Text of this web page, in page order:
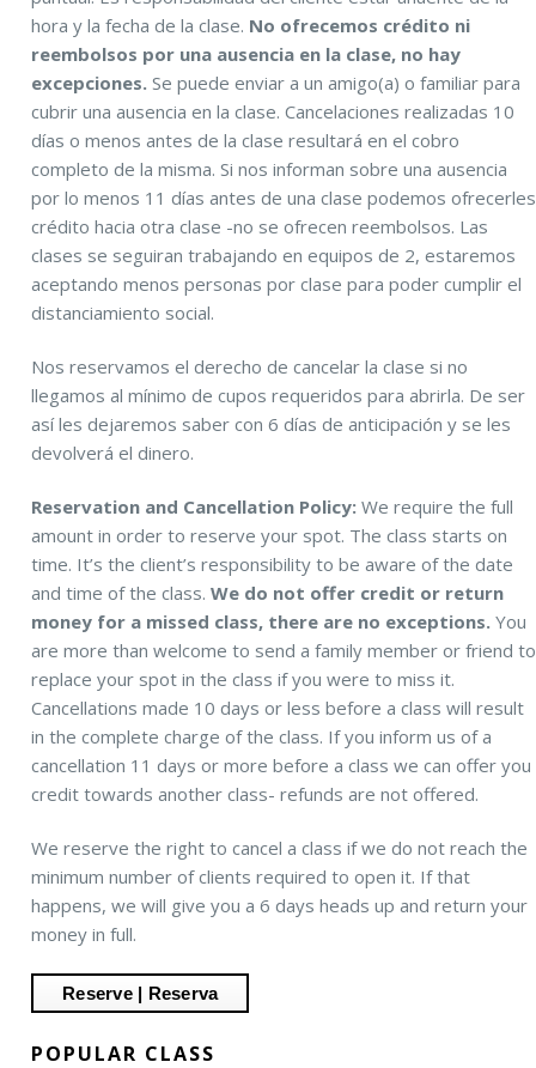
hora y la fecha de la clase. No ofrecemos crédito ni
reembolsos por una ausencia en la clase, no hay
excepciones.Se puede enviar a un amigo(a) o familiar para
cubrir una ausencia en la clase. Cancelaciones realizadas 10
días o menos antes de la clase resultará en el cobro
completo de la misma. Si nos informan sobre una ausencia
por lo menos 11 días antes de una clase podemos ofrecerles
crédito hacia otra clase -no se ofrecen reembolsos. Las
clases se seguiran trabajando en equipos de 2, estaremos
aceptando menos personas por clase para poder cumplir el
distanciamiento social.
Nos reservamos el derecho de cancelar la clase si no
llegamos al mínimo de cupos requeridos para abrirla. De ser
así les dejaremos saber con 6 días de anticipación y se les
devolverá el dinero.
Reservation and Cancellation Policy: We require the full
amount in order to reserve your spot. The class starts on
time. It’s the client’s responsibility to be aware of the date
and time of the class.We do not offer credit or return
money for a missed class, there are no exceptions.You
are more than welcome to send a family member or friend to
replace your spot in the class if you were to miss it.
Cancellations made 10 days or less before a class will result
in the complete charge of the class. If you inform us of a
cancellation 11 days or more before a class we can offer you
credit towards another class- refunds are not offered.
We reserve the right to cancel a class if we do not reach the
minimum number of clients required to open it. If that
happens, we will give you a 6 days heads up and return your
money in full.
POPULAR CLASS